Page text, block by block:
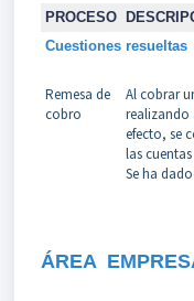
PROCESO
Cuestiones resueltas
Remesa de
cobro
Al cobrar
realizando
efecto, se
las cuentas
Se ha
ÁREA